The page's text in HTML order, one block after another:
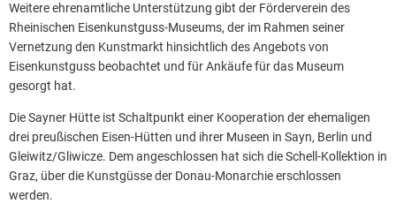
Weitere ehrenamtliche Unterstützung gibt der Förderverein des
Rheinischen Eisenkunstguss-Museums, der im Rahmen seiner
Vernetzung den Kunstmarkt hinsichtlich des Angebots von
Eisenkunstguss beobachtet und für Ankäufe für das Museum
gesorgt hat.
Die Sayner Hütte ist Schaltpunkt einer Kooperation der ehemaligen
drei preußischen Eisen-Hütten und ihrer Museen in Sayn, Berlin und
Gleiwitz/Gliwicze. Dem angeschlossen hat sich die Schell-Kollektion in
Graz, über die Kunstgüsse der Donau-Monarchie erschlossen
werden.